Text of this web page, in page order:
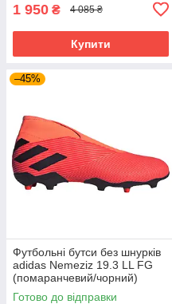
1 950 ₴ 4 085 ₴
Купити
–45%
Футбольні бутси без шнурків
adidas Nemeziz 19.3 LL FG
(помаранчевий/чорний)
EH1092 Розмір EU: 45
Готово до відправки